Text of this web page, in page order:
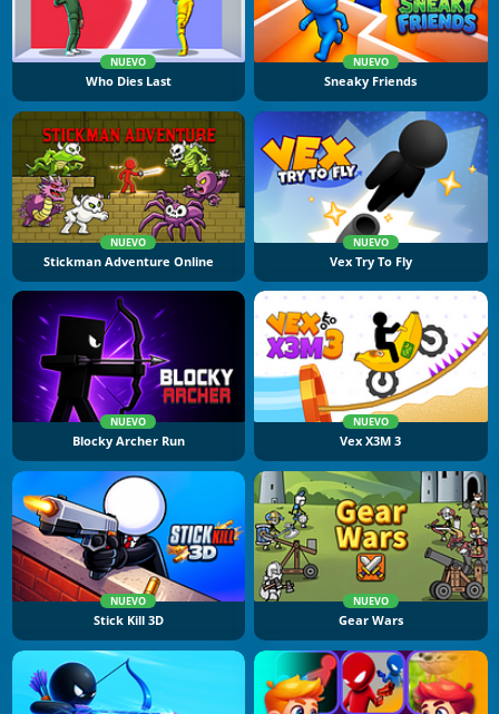
NUEVO
Who Dies Last
NUEVO
Sneaky Friends
NUEVO
Stickman Adventure Online
NUEVO
Vex Try To Fly
NUEVO
Blocky Archer Run
NUEVO
Vex X3M 3
NUEVO
Stick Kill 3D
NUEVO
Gear Wars